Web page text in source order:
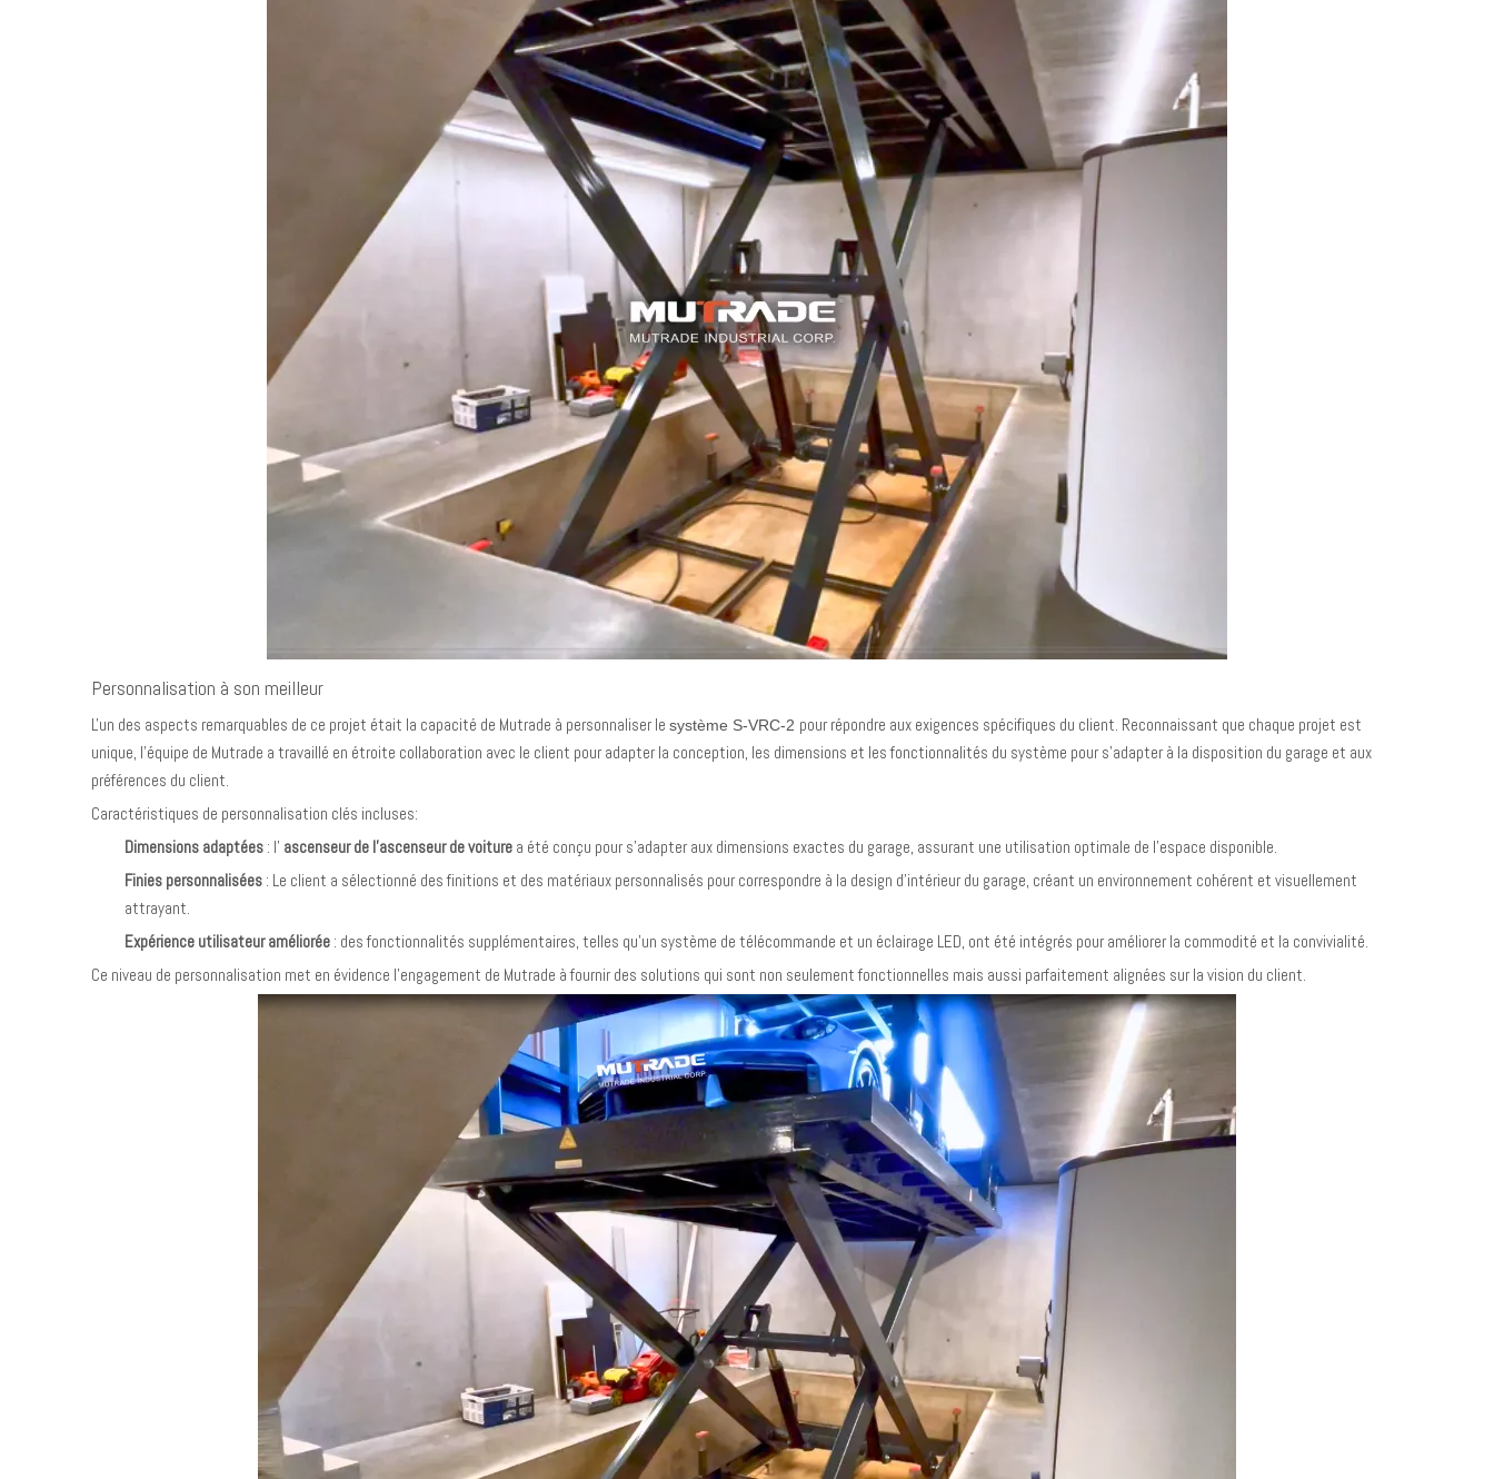
Personnalisation à son meilleur
L'un des aspects remarquables de ce projet était la capacité de Mutrade à personnaliser le système S-VRC-2 pour répondre aux exigences spécifiques du client. Reconnaissant que chaque projet est
unique, l'équipe de Mutrade a travaillé en étroite collaboration avec le client pour adapter la conception, les dimensions et les fonctionnalités du système pour s'adapter à la disposition du garage et aux
préférences du client.
Caractéristiques de personnalisation clés incluses:
Dimensions adaptées : l' ascenseur de l'ascenseur de voiture a été conçu pour s'adapter aux dimensions exactes du garage, assurant une utilisation optimale de l'espace disponible.
Finies personnalisées : Le client a sélectionné des finitions et des matériaux personnalisés pour correspondre à la design d'intérieur du garage, créant un environnement cohérent et visuellement
attrayant.
Expérience utilisateur améliorée : des fonctionnalités supplémentaires, telles qu'un système de télécommande et un éclairage LED, ont été intégrés pour améliorer la commodité et la convivialité.
Ce niveau de personnalisation met en évidence l'engagement de Mutrade à fournir des solutions qui sont non seulement fonctionnelles mais aussi parfaitement alignées sur la vision du client.